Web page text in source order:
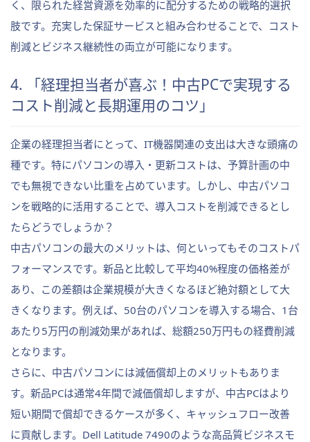
く、限られた経営資源を効率的に配分するための戦略的選択
肢です。充実した保証サービスと組み合わせることで、コスト
削減とビジネス継続性の両立が可能になります。
4. 「経理担当者が喜ぶ！中古PCで実現する
コスト削減と長期運用のコツ」
企業の経理担当者にとって、IT機器関連の支出は大きな頭痛の
種です。特にパソコンの導入・更新コストは、予算計画の中
でも無視できない比重を占めています。しかし、中古パソコ
ンを戦略的に活用することで、導入コストを削減できるとし
たらどうでしょうか？
中古パソコンの最大のメリットは、何といってもそのコストパ
フォーマンスです。新品と比較して平均40%程度の価格差が
あり、この差額は企業規模が大きくなるほど絶対額として大
きくなります。例えば、50台のパソコンを導入する場合、1台
あたり5万円の削減効果があれば、総額250万円もの経費削減
となります。
さらに、中古パソコンには減価償却上のメリットもありま
す。新品PCは通常4年間で減価償却しますが、中古PCはより
短い期間で償却できるケースが多く、キャッシュフロー改善
に貢献します。Dell Latitude 7490のような高品質ビジネスモ